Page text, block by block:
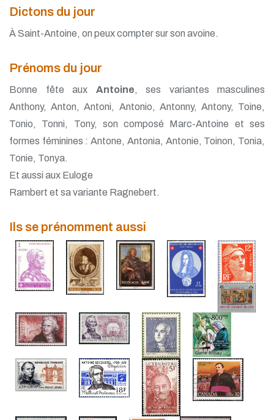
Dictons du jour
À Saint-Antoine, on peux compter sur son avoine.
Prénoms du jour
Bonne fête aux Antoine, ses variantes masculines
Anthony, Anton, Antoni, Antonio, Antonny, Antony, Toine,
Tonio, Tonni, Tony, son composé Marc-Antoine et ses
formes féminines : Antone, Antonia, Antonie, Toinon, Tonia,
Tonie, Tonya.
Et aussi aux Euloge
Rambert et sa variante Ragnebert.
Ils se prénomment aussi